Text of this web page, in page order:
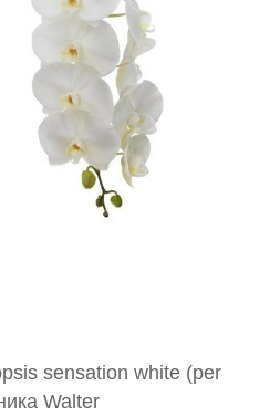
sensation white (per
Walter